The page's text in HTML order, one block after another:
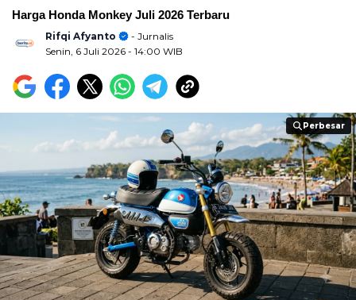
Harga Honda Monkey Juli 2026 Terbaru
Rifqi Afyanto
- Jurnalis
Senin, 6 Juli 2026 - 14:00 WIB
Perbesar
Perbesar